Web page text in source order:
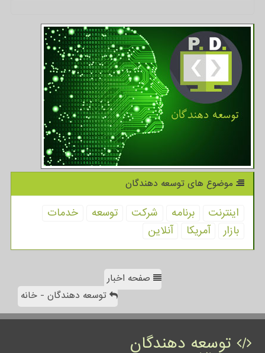
موضوع های توسعه دهندگان
اینترنت برنامه شركت توسعه
خدمات
بازار
آمریكا آنلاین
صفحه اخبار
توسعه دهندگان - خانه
توسعه دهندگان